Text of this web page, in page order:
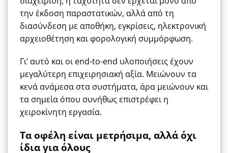
την έκδοση παραστατικών, αλλά από τη
διασύνδεση με αποθήκη, εγκρίσεις, ηλεκτρονική
αρχειοθέτηση και φορολογική συμμόρφωση.
Γι’ αυτό και οι end-to-end υλοποιήσεις έχουν
μεγαλύτερη επιχειρησιακή αξία. Μειώνουν τα
κενά ανάμεσα στα συστήματα, άρα μειώνουν και
τα σημεία όπου συνήθως επιστρέφει η
χειροκίνητη εργασία.
Τα οφέλη είναι μετρήσιμα, αλλά όχι
ίδια για όλους